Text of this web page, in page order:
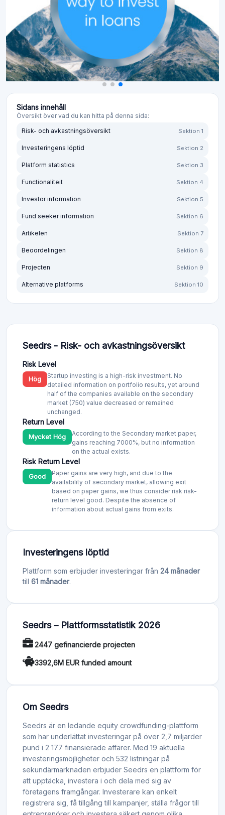
Sidans innehåll
Översikt över vad du kan hitta på denna sida:
Risk- och avkastningsöversikt
Sektion 1
Investeringens löptid Sektion 2
Platform statistics Sektion 3
Functionaliteit Sektion 4
Investor information Sektion 5
Fund seeker information Sektion 6
Artikelen Sektion 7
Beoordelingen Sektion 8
Projecten Sektion 9
Alternative platforms Sektion 10
Seedrs - Risk- och avkastningsöversikt
Risk Level
Hög
Startup investing is a high-risk investment. No
detailed information on portfolio results, yet around
half of the companies available on the secondary
market (750) value decreased or remained
unchanged.
Return Level
Mycket Hög
According to the Secondary market paper,
gains reaching 7000%, but no information
on the actual exists.
Risk Return Level
Good
Paper gains are very high, and due to the
availability of secondary market, allowing exit
based on paper gains, we thus consider risk risk-
return level good. Despite the absence of
information about actual gains from exits.
Investeringens löptid
Plattform som erbjuder investeringar från 24 månader
till 61 månader.
Seedrs – Plattformsstatistik 2026
2447 gefinancierde projecten
3392,6M EUR funded amount
Om Seedrs
Seedrs är en ledande equity crowdfunding-plattform
som har underlättat investeringar på över 2,7 miljarder
pund i 2 177 finansierade affärer. Med 19 aktuella
investeringsmöjligheter och 532 listningar på
sekundärmarknaden erbjuder Seedrs en plattform för
att upptäcka, investera i och dela med sig av
företagens framgångar. Investerare kan enkelt
registrera sig, få tillgång till kampanjer, ställa frågor till